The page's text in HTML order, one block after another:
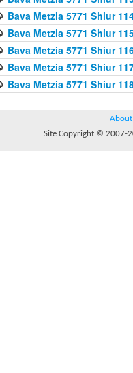
Bava Metzia 5771 Shiur
Bava Metzia 5771 Shiur
Bava Metzia 5771 Shiur
Bava Metzia 5771 Shiur
Bava Metzia 5771 Shiur
About
Site Copyright © 2007-